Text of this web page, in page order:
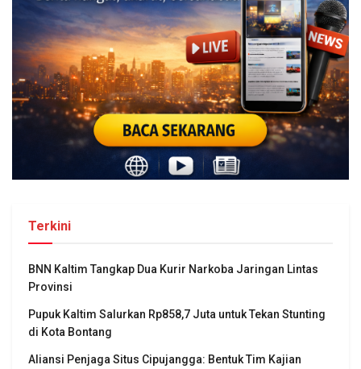
Terkini
BNN Kaltim Tangkap Dua Kurir Narkoba Jaringan Lintas
Provinsi
Pupuk Kaltim Salurkan Rp858,7 Juta untuk Tekan Stunting
di Kota Bontang
Aliansi Penjaga Situs Cipujangga: Bentuk Tim Kajian